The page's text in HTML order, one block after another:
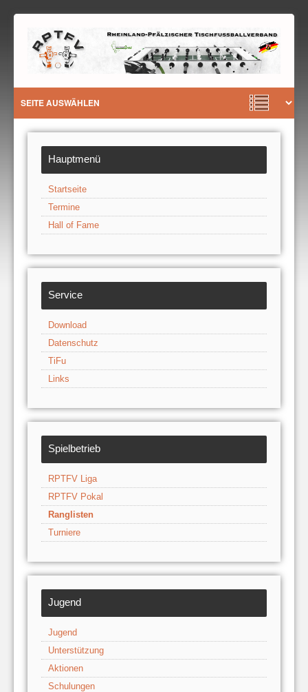
Hauptmenü
Startseite
Termine
Hall of Fame
Service
Download
Datenschutz
TiFu
Links
Spielbetrieb
RPTFV Liga
RPTFV Pokal
Ranglisten
Turniere
Jugend
Jugend
Unterstützung
Aktionen
Schulungen